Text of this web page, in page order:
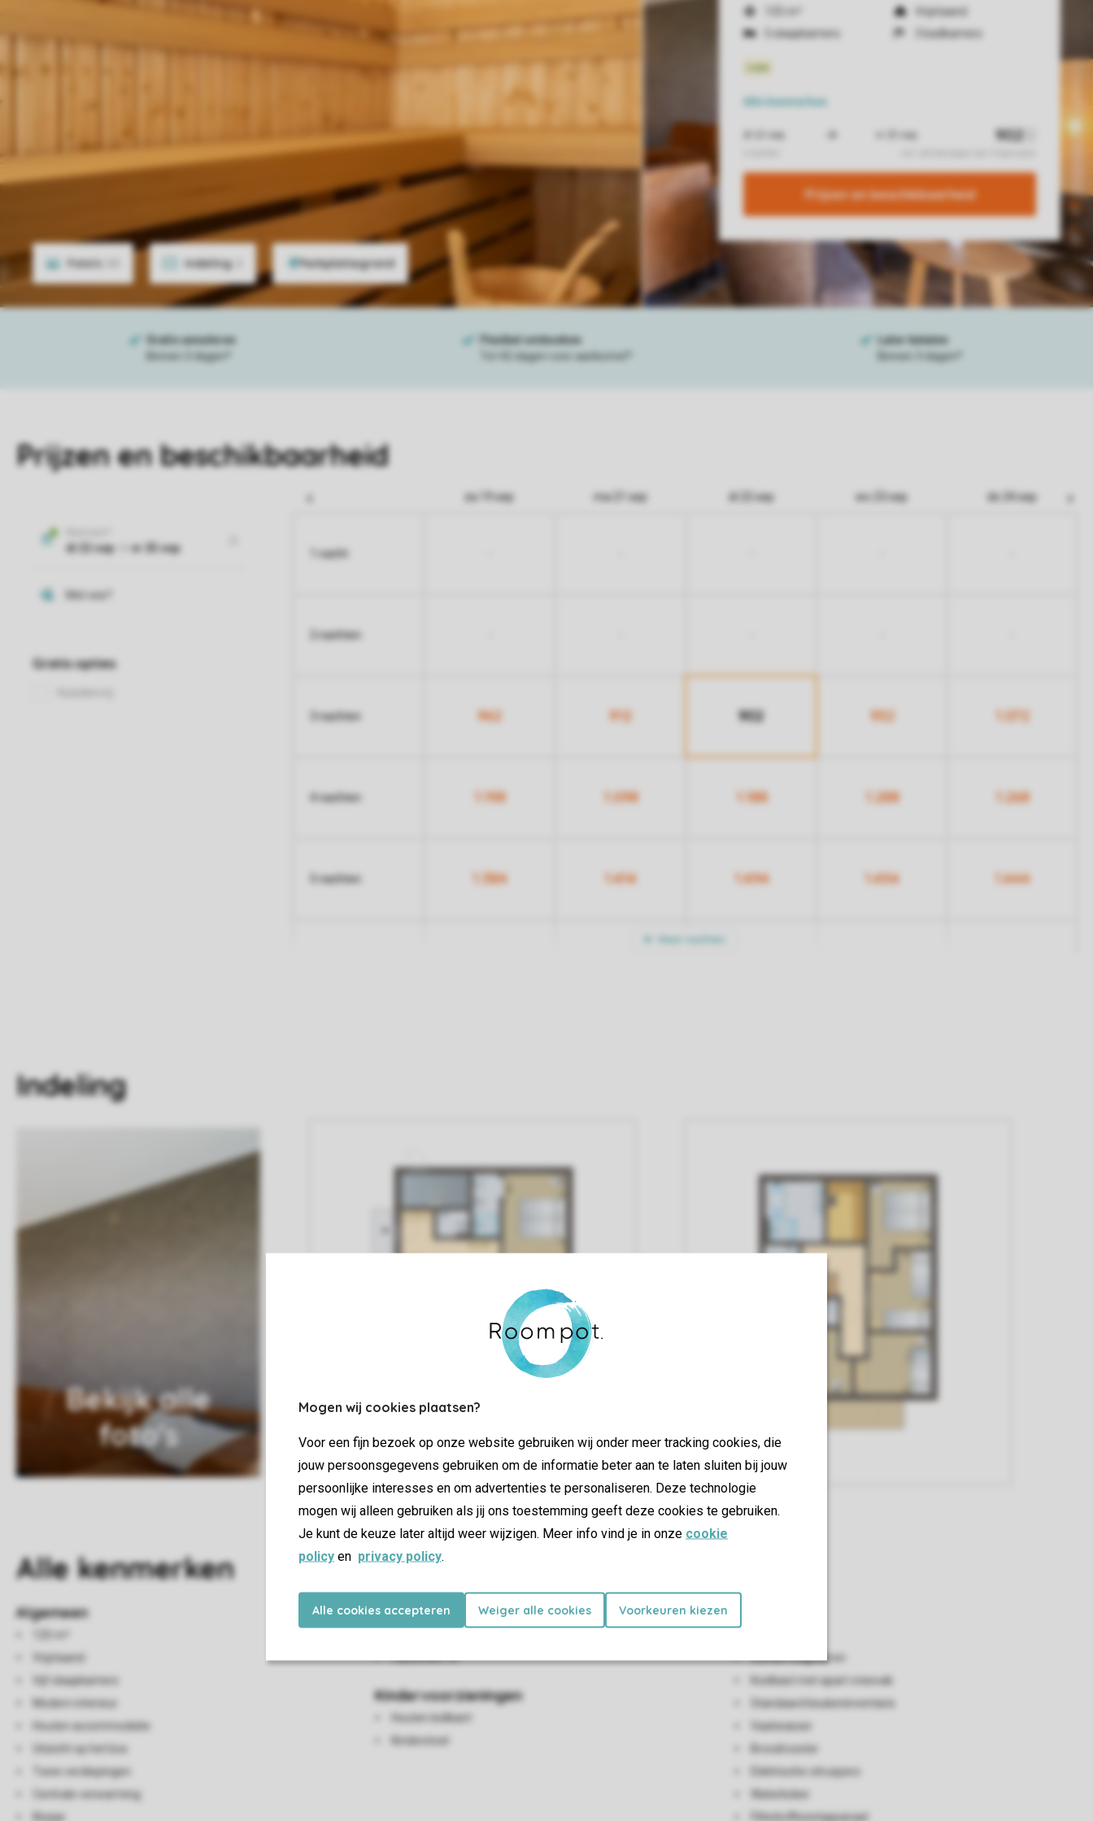
Mogen wij cookies plaatsen?
Voor een fijn bezoek op onze website gebruiken wij onder meer tracking cookies, die
jouw persoonsgegevens gebruiken om de informatie beter aan te laten sluiten bij jouw
persoonlijke interesses en om advertenties te personaliseren. Deze technologie
mogen wij alleen gebruiken als jij ons toestemming geeft deze cookies te gebruiken.
Je kunt de keuze later altijd weer wijzigen. Meer info vind je in onze cookie
policy en privacy policy.
Alle cookies accepteren Weiger alle cookies Voorkeuren kiezen
Foto's Indeling
Vrijstaand
5 slaapkamers
3 badkamers
Alle kenmerken
Prijzen en beschikbaarheid
Prijzen en beschikbaarheid
za 19 sep ma 21 sep di 22 sep wo 23 sep do 24 sep
1 nacht
2 nachten
3 nachten 962 912 902 952 1.072
4 nachten 1.198 1.098 1.188 1.288 1.268
5 nachten 1.384 1.414 1.494 1.454 1.444
Indeling
Bekijk alle
foto's
Allekenmerken
Algemeen
Vrijstaand
Vijf slaapkamers
Modern interieur
Houten accommodatie
Uitzicht op het bos
Twee verdiepingen
Centrale verwarming
Kluisje
Woon-/eetkamer
Flatscreen-tv
Kindervoorzieningen
Houten ledikant
Kinderstoel
Combi-magnetron
Koelkast met apart vriesvak
Standaard keukeninventaris
Vaatwasser
Broodrooster
Elektrische citruspers
Waterkoker
Filterkoffiezetapparaat